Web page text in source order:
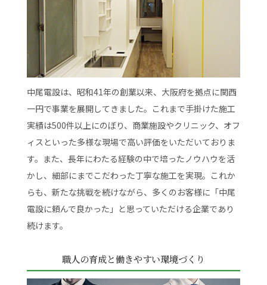
中尾電設は、昭和41年の創業以来、大阪府を拠点に関西
一円で事業を展開してきました。これまで手掛けた施工
実績は500件以上にのぼり、商業施設やクリニック、オフ
ィスといった多様な現場で高い評価をいただいておりま
す。また、長年にわたる経験の中で培ったノウハウを活
かし、細部にまでこだわった丁寧な施工を実現。これか
らも、新たな挑戦を続けながら、多くのお客様に「中尾
電設に頼んで良かった」と思っていただける企業であり
続けます。
職人の育成と働きやすい環境づくり